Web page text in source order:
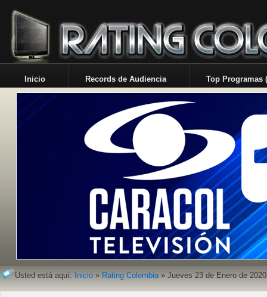
Inicio Records de Audiencia Top Programas
Usted está aquí: Inicio » Rating Colombia» Jueves 23 de Enero de 2020